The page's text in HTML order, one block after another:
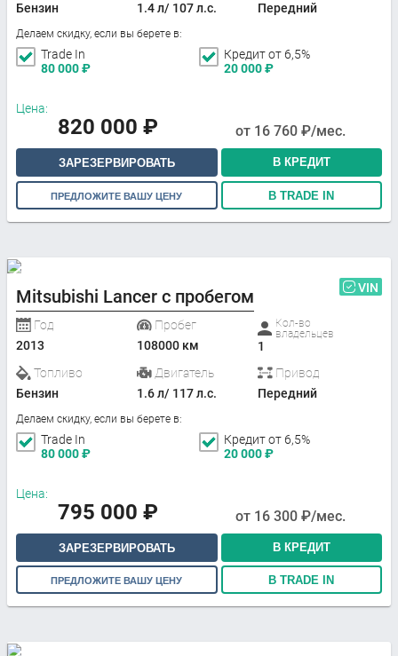
Бензин
1.4 л/ 107 л.с.
Передний
Делаем скидку, если вы берете в:
Trade In
80 000₽
Кредит от 6,5%
20 000₽
Цена:
820 000 ₽ от 16 760 ₽/мес.
ЗАРЕЗЕРВИРОВАТЬ В КРЕДИТ
ПРЕДЛОЖИТЕ ВАШУ ЦЕНУ В TRADE IN
Mitsubishi Lancer с пробегом VIN
Год
2013
Пробег
108000 км
Кол-во
владельцев
1
Топливо
Бензин
Двигатель
1.6 л/ 117 л.с.
Привод
Передний
Делаем скидку, если вы берете в:
Trade In
80 000₽
Кредит от 6,5%
20 000₽
Цена:
795 000 ₽ от 16 300 ₽/мес.
ЗАРЕЗЕРВИРОВАТЬ В КРЕДИТ
ПРЕДЛОЖИТЕ ВАШУ ЦЕНУ В TRADE IN